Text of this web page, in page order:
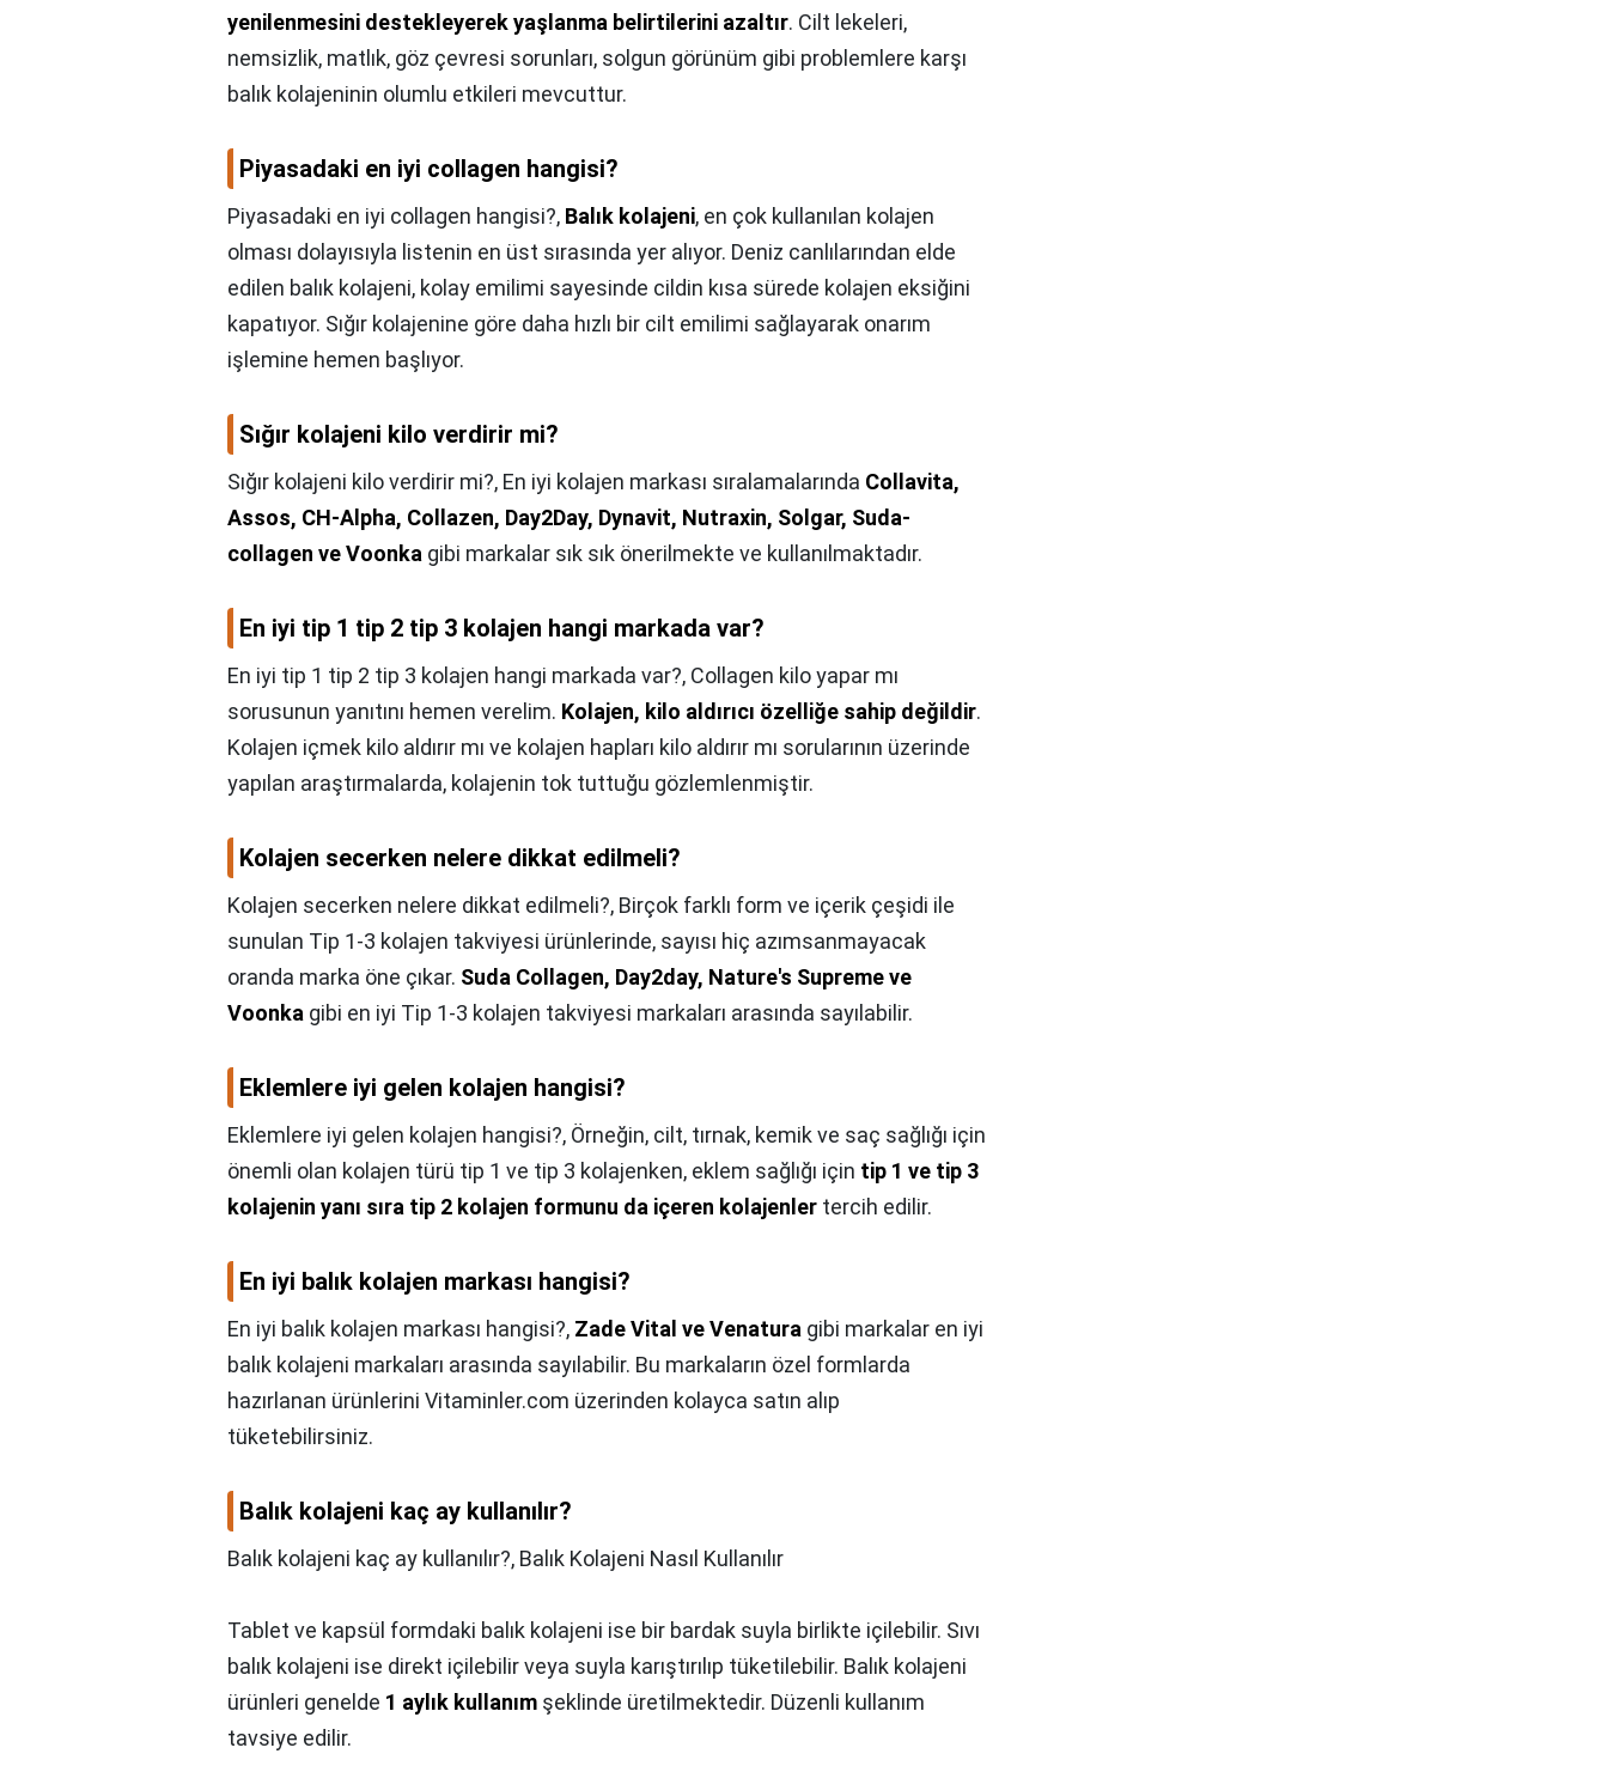
yenilenmesini destekleyerek yaşlanma belirtilerini azaltır. Cilt lekeleri,
nemsizlik, matlık, göz çevresi sorunları, solgun görünüm gibi problemlere karşı
balık kolajeninin olumlu etkileri mevcuttur.
Piyasadaki en iyi collagen hangisi?
Piyasadaki en iyi collagen hangisi?, Balık kolajeni, en çok kullanılan kolajen
olması dolayısıyla listenin en üst sırasında yer alıyor. Deniz canlılarından elde
edilen balık kolajeni, kolay emilimi sayesinde cildin kısa sürede kolajen eksiğini
kapatıyor. Sığır kolajenine göre daha hızlı bir cilt emilimi sağlayarak onarım
işlemine hemen başlıyor.
Sığır kolajeni kilo verdirir mi?
Sığır kolajeni kilo verdirir mi?, En iyi kolajen markası sıralamalarında Collavita,
Assos, CH-Alpha, Collazen, Day2Day, Dynavit, Nutraxin, Solgar, Suda-
collagen ve Voonka gibi markalar sık sık önerilmekte ve kullanılmaktadır.
En iyi tip 1 tip 2 tip 3 kolajen hangi markada var?
En iyi tip 1 tip 2 tip 3 kolajen hangi markada var?, Collagen kilo yapar mı
sorusunun yanıtını hemen verelim. Kolajen, kilo aldırıcı özelliğe sahip değildir.
Kolajen içmek kilo aldırır mı ve kolajen hapları kilo aldırır mı sorularının üzerinde
yapılan araştırmalarda, kolajenin tok tuttuğu gözlemlenmiştir.
Kolajen secerken nelere dikkat edilmeli?
Kolajen secerken nelere dikkat edilmeli?, Birçok farklı form ve içerik çeşidi ile
sunulan Tip 1-3 kolajen takviyesi ürünlerinde, sayısı hiç azımsanmayacak
oranda marka öne çıkar. Suda Collagen, Day2day, Nature's Supreme ve
Voonka gibi en iyi Tip 1-3 kolajen takviyesi markaları arasında sayılabilir.
Eklemlere iyi gelen kolajen hangisi?
Eklemlere iyi gelen kolajen hangisi?, Örneğin, cilt, tırnak, kemik ve saç sağlığı için
önemli olan kolajen türü tip 1 ve tip 3 kolajenken, eklem sağlığı için tip 1 ve tip 3
kolajenin yanı sıra tip 2 kolajen formunu da içeren kolajenler tercih edilir.
En iyi balık kolajen markası hangisi?
En iyi balık kolajen markası hangisi?, Zade Vital ve Venatura gibi markalar en iyi
balık kolajeni markaları arasında sayılabilir. Bu markaların özel formlarda
hazırlanan ürünlerini Vitaminler.com üzerinden kolayca satın alıp
tüketebilirsiniz.
Balık kolajeni kaç ay kullanılır?
Balık kolajeni kaç ay kullanılır?, Balık Kolajeni Nasıl Kullanılır
Tablet ve kapsül formdaki balık kolajeni ise bir bardak suyla birlikte içilebilir. Sıvı
balık kolajeni ise direkt içilebilir veya suyla karıştırılıp tüketilebilir. Balık kolajeni
ürünleri genelde 1 aylık kullanım şeklinde üretilmektedir. Düzenli kullanım
tavsiye edilir.